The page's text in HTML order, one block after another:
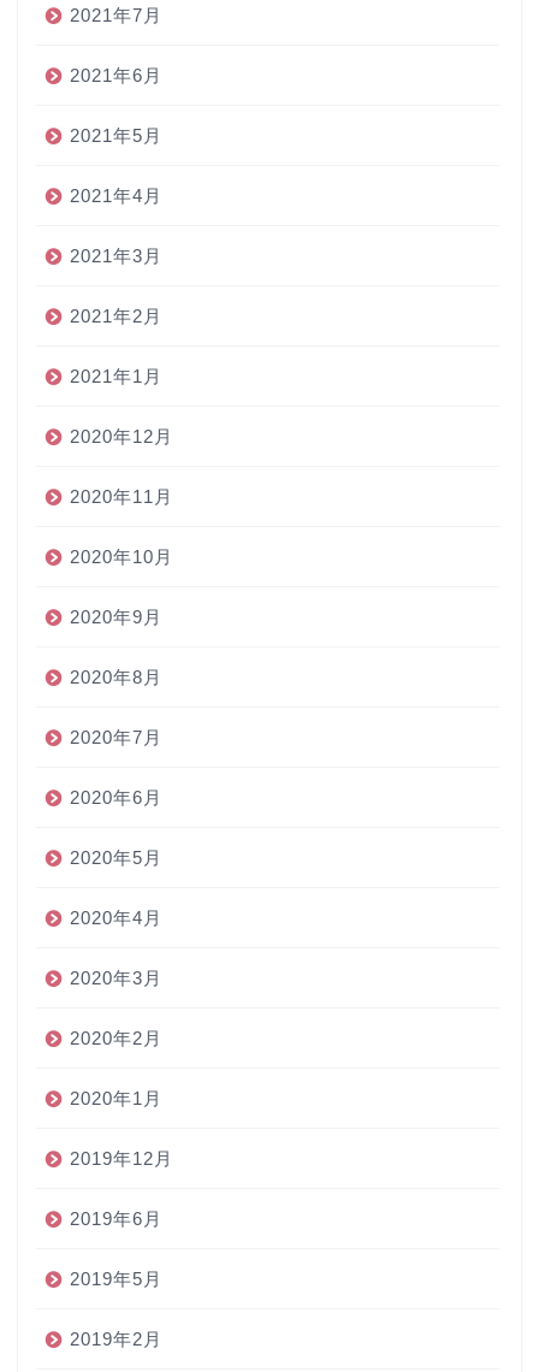
2021年7月
2021年6月
2021年5月
2021年4月
2021年3月
2021年2月
2021年1月
2020年12月
2020年11月
2020年10月
2020年9月
2020年8月
2020年7月
2020年6月
2020年5月
2020年4月
2020年3月
2020年2月
2020年1月
2019年12月
2019年6月
2019年5月
2019年2月